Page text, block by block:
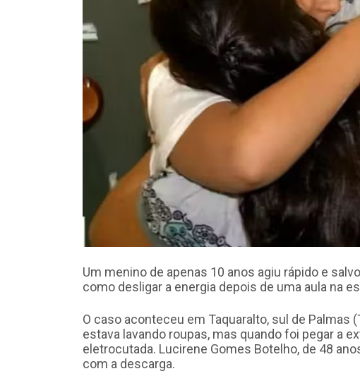
Um menino de apenas 10 anos agiu rápido e
como desligar a energia depois de uma aula na
O caso aconteceu em Taquaralto, sul de Palmas
estava lavando roupas, mas quando foi pegar a
eletrocutada. Lucirene Gomes Botelho, de 48
com a descarga.